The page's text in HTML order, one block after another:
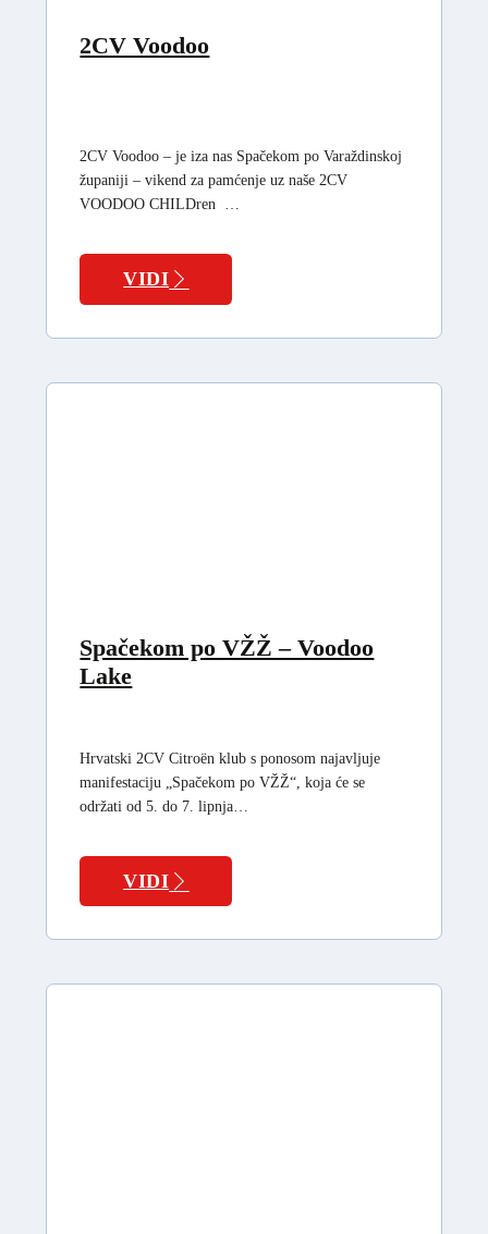
2CV Voodoo
2CV Voodoo – je iza nas Spačekom po Varaždinskoj
županiji – vikend za pamćenje uz naše 2CV
VOODOO CHILDren …
VIDI
Spačekom po VŽŽ – Voodoo
Lake
Hrvatski 2CV Citroën klub s ponosom najavljuje
manifestaciju „Spačekom po VŽŽ“, koja će se
održati od 5. do 7. lipnja…
VIDI